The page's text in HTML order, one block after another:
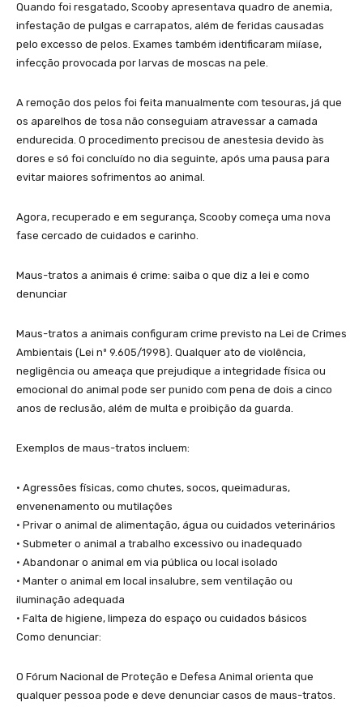
Quando foi resgatado, Scooby apresentava quadro de anemia,
infestação de pulgas e carrapatos, além de feridas causadas
pelo excesso de pelos. Exames também identificaram miíase,
infecção provocada por larvas de moscas na pele.
A remoção dos pelos foi feita manualmente com tesouras, já que
os aparelhos de tosa não conseguiam atravessar a camada
endurecida. O procedimento precisou de anestesia devido às
dores e só foi concluído no dia seguinte, após uma pausa para
evitar maiores sofrimentos ao animal.
Agora, recuperado e em segurança, Scooby começa uma nova
fase cercado de cuidados e carinho.
Maus-tratos a animais é crime: saiba o que diz a lei e como
denunciar
Maus-tratos a animais configuram crime previsto na Lei de Crimes
Ambientais (Lei nº 9.605/1998). Qualquer ato de violência,
negligência ou ameaça que prejudique a integridade física ou
emocional do animal pode ser punido com pena de dois a cinco
anos de reclusão, além de multa e proibição da guarda.
Exemplos de maus-tratos incluem:
• Agressões físicas, como chutes, socos, queimaduras,
envenenamento ou mutilações
• Privar o animal de alimentação, água ou cuidados veterinários
• Submeter o animal a trabalho excessivo ou inadequado
• Abandonar o animal em via pública ou local isolado
• Manter o animal em local insalubre, sem ventilação ou
iluminação adequada
• Falta de higiene, limpeza do espaço ou cuidados básicos
Como denunciar:
O Fórum Nacional de Proteção e Defesa Animal orienta que
qualquer pessoa pode e deve denunciar casos de maus-tratos.